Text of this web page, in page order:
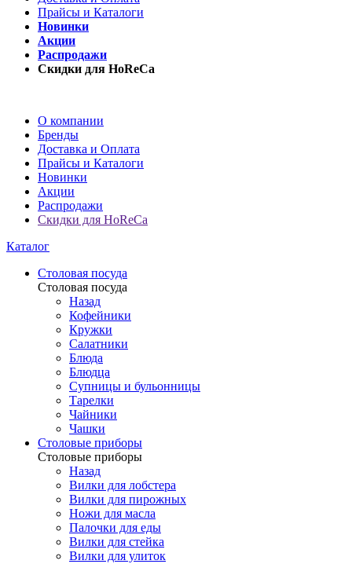
Прайсы и Каталоги
Новинки
Акции
Распродажи
Скидки для HoReCa
О компании
Бренды
Доставка и Оплата
Прайсы и Каталоги
Новинки
Акции
Распродажи
Скидки для HoReCa
Каталог
Столовая посуда
Столовая посуда
Назад
Кофейники
Кружки
Салатники
Блюда
Блюдца
Супницы и бульонницы
Тарелки
Чайники
Чашки
Cтоловые приборы
Cтоловые приборы
Назад
Вилки для лобстера
Вилки для пирожных
Ножи для масла
Палочки для еды
Вилки для стейка
Вилки для улиток